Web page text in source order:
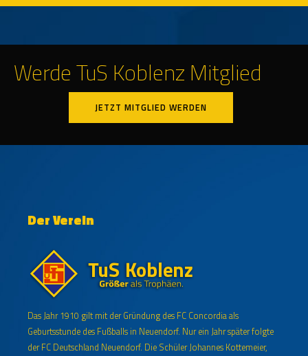
Werde TuS Koblenz Mitglied
JETZT MITGLIED WERDEN
Der Verein
Das Jahr 1910 gilt mit der Gründung des FC Concordia als
Geburtsstunde des Fußballs in Neuendorf. Nur ein Jahr später folgte
der FC Deutschland Neuendorf. Die Schüler Johannes Kottemeier,